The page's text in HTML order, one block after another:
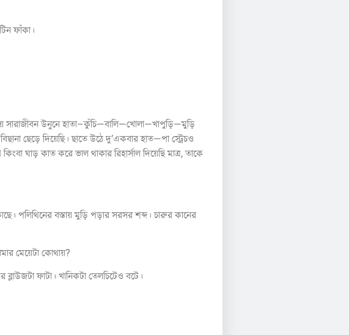
ফাঁকা।
সারাজীবন উনুনে হাতা–কুঁচি—বালি—খোলা—খাপুড়ি—মুড়ি
ছেড়ে দিয়েছি। ছাতে উঠে দু’একবার হাত—পা স্ট্রেচও
ঘাড় কাত করে ভাল থাকার রিহার্সাল দিয়েছি মাত্র, তাকে
পলিথিনের বস্তায় মুড়ি পড়ার সরসর শব্দ। চারুর কানের
মেয়েটা কোথায়?
ফাটা। খানিকটা তেলচিটেও বটে।